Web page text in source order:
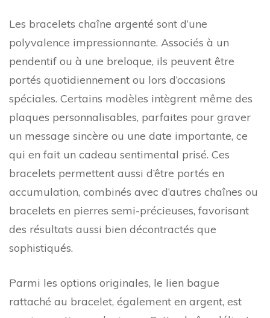
Les bracelets chaîne argenté sont d’une
polyvalence impressionnante. Associés à un
pendentif ou à une breloque, ils peuvent être
portés quotidiennement ou lors d’occasions
spéciales. Certains modèles intègrent même des
plaques personnalisables, parfaites pour graver
un message sincère ou une date importante, ce
qui en fait un cadeau sentimental prisé. Ces
bracelets permettent aussi d’être portés en
accumulation, combinés avec d’autres chaînes ou
bracelets en pierres semi-précieuses, favorisant
des résultats aussi bien décontractés que
sophistiqués.
Parmi les options originales, le lien bague
rattaché au bracelet, également en argent, est